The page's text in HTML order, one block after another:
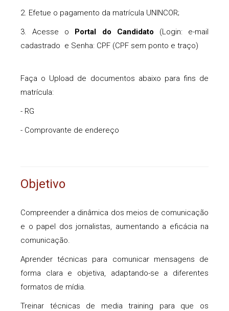
2. Efetue o pagamento da matrícula UNINCOR;
3. Acesse o Portal do Candidato (Login: e-mail
cadastrado e Senha: CPF (CPF sem ponto e traço)
Faça o Upload de documentos abaixo para fins de
matrícula:
- RG
- Comprovante de endereço
Objetivo
Compreender a dinâmica dos meios de comunicação
e o papel dos jornalistas, aumentando a eficácia na
comunicação.
Aprender técnicas para comunicar mensagens de
forma clara e objetiva, adaptando-se a diferentes
formatos de mídia.
Treinar técnicas de media training para que os